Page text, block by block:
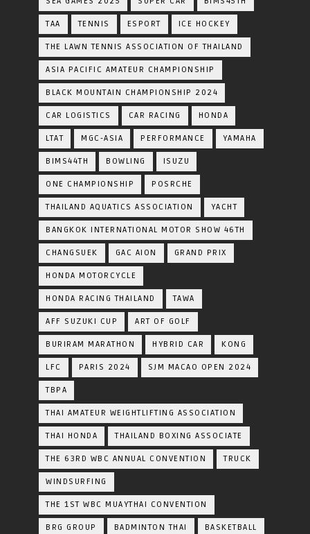
TAA TENNIS ESPORT ICE HOCKEY
THE LAWN TENNIS ASSOCIATION OF THAILAND
ASIA PACIFIC AMATEUR CHAMPIONSHIP
BLACK MOUNTAIN CHAMPIONSHIP 2024
CAR LOGISTICS CAR RACING HONDA
LTAT MGC-ASIA PERFORMANCE YAMAHA
BIMS44TH BOWLING ISUZU
ONE CHAMPIONSHIP POSRCHE
THAILAND AQUATICS ASSOCIATION YACHT
BANGKOK INTERNATIONAL MOTOR SHOW 46TH
CHANGSUEK GAC AION GRAND PRIX
HONDA MOTORCYCLE
HONDA RACING THAILAND TAWA
AFF SUZUKI CUP ART OF GOLF
BURIRAM MARATHON HYBRID CAR KONG
LFC PARIS 2024 SJM MACAO OPEN 2024
TBPA
THAI AMATEUR WEIGHTLIFTING ASSOCIATION
THAI HONDA THAILAND BOXING ASSOCIATE
THE 63RD WBC ANNUAL CONVENTION TRUCK
WINDSURFING
THE 1ST WBC MUAYTHAI CONVENTION
BRG GROUP BADMINTON THAI BASKETBALL